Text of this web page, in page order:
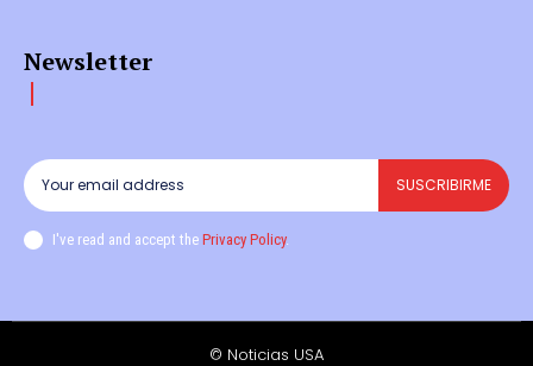
Newsletter
SUSCRIBIRME
I've read and accept the Privacy Policy.
© Noticias USA